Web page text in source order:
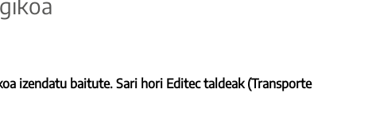
izendatu baitute. Sari hori Editec taldeak (Transporte